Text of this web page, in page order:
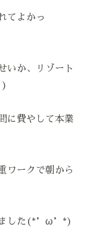
てよかっ
いか、リゾート
)
に費やして本業
ワークで朝から
ました(*’ω’*)